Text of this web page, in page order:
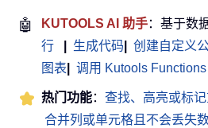
🤖 KUTOOLS AI 助手：基于数
行
生成代码 创建自定义
图表
调用 Kutools Functions
热门功能： 查找、高亮或标
合并列或单元格且不会丢失